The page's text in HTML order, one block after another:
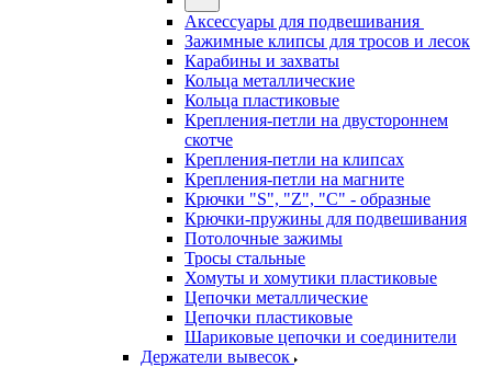
Аксессуары для подвешивания
Зажимные клипсы для тросов и лесок
Карабины и захваты
Кольца металлические
Кольца пластиковые
Крепления-петли на двустороннем
скотче
Крепления-петли на клипсах
Крепления-петли на магните
Крючки "S", "Z", "C" - образные
Крючки-пружины для подвешивания
Потолочные зажимы
Тросы стальные
Хомуты и хомутики пластиковые
Цепочки металлические
Цепочки пластиковые
Шариковые цепочки и соединители
Держатели вывесок